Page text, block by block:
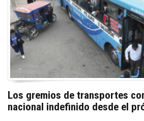
Los gremios de transportes
nacional indefinido desde el